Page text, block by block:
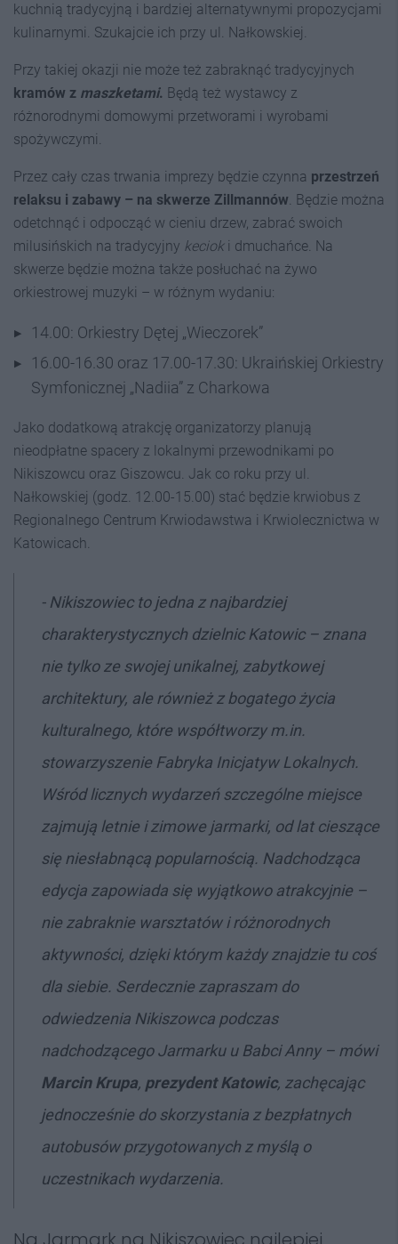
kuchnią tradycyjną i bardziej alternatywnymi propozycjami
kulinarnymi. Szukajcie ich przy ul. Nałkowskiej.
Przy takiej okazji nie może też zabraknąć tradycyjnych
kramów z maszketami. Będą też wystawcy z
różnorodnymi domowymi przetworami i wyrobami
spożywczymi.
Przez cały czas trwania imprezy będzie czynna przestrzeń
relaksu i zabawy – na skwerze Zillmannów. Będzie można
odetchnąć i odpocząć w cieniu drzew, zabrać swoich
milusińskich na tradycyjny keciok i dmuchańce. Na
skwerze będzie można także posłuchać na żywo
orkiestrowej muzyki – w różnym wydaniu:
14.00: Orkiestry Dętej „Wieczorek”
16.00-16.30 oraz 17.00-17.30: Ukraińskiej Orkiestry
Symfonicznej „Nadiia” z Charkowa
Jako dodatkową atrakcję organizatorzy planują
nieodpłatne spacery z lokalnymi przewodnikami po
Nikiszowcu oraz Giszowcu. Jak co roku przy ul.
Nałkowskiej (godz. 12.00-15.00) stać będzie krwiobus z
Regionalnego Centrum Krwiodawstwa i Krwiolecznictwa w
Katowicach.
- Nikiszowiec to jedna z najbardziej
charakterystycznych dzielnic Katowic – znana
nie tylko ze swojej unikalnej, zabytkowej
architektury, ale również z bogatego życia
kulturalnego, które współtworzy m.in.
stowarzyszenie Fabryka Inicjatyw Lokalnych.
Wśród licznych wydarzeń szczególne miejsce
zajmują letnie i zimowe jarmarki, od lat cieszące
się niesłabnącą popularnością. Nadchodząca
edycja zapowiada się wyjątkowo atrakcyjnie –
nie zabraknie warsztatów i różnorodnych
aktywności, dzięki którym każdy znajdzie tu coś
dla siebie. Serdecznie zapraszam do
odwiedzenia Nikiszowca podczas
nadchodzącego Jarmarku u Babci Anny – mówi
Marcin Krupa, prezydent Katowic, zachęcając
jednocześnie do skorzystania z bezpłatnych
autobusów przygotowanych z myślą o
uczestnikach wydarzenia.